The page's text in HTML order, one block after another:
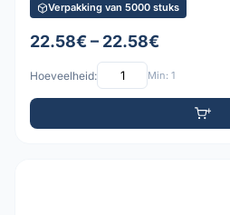
Verpakking van 5000 stuks
22.58€ – 22.58€
Hoeveelheid: Min: 1